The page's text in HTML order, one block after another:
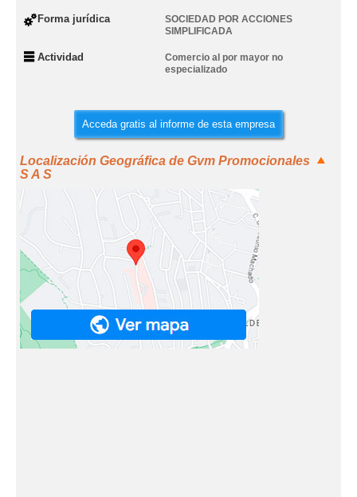
Forma jurídica
SOCIEDAD POR ACCIONES
SIMPLIFICADA
Actividad
Comercio al por mayor no
especializado
Acceda gratis al informe de esta empresa
Localización Geográfica de Gvm Promocionales
S A S